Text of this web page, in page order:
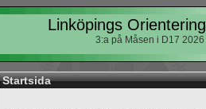
Linköpings
3:a på Måsen i D17 2026
Startsida